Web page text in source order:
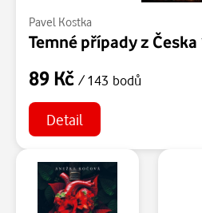
Pavel Kostka
89 Kč / 143 bodů
Detail